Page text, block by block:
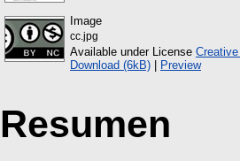
Image
cc.jpg
Available under License
Download (6kB) | Preview
Resumen